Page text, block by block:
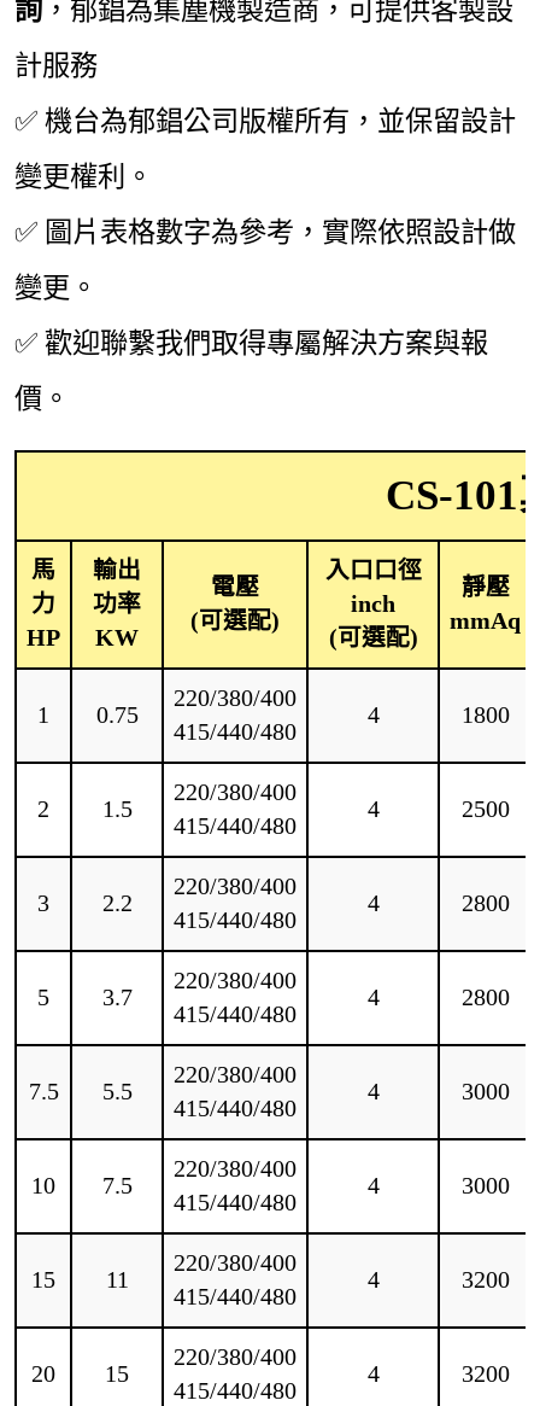
詢 ，郁錩為集塵機製造商，可提供客製設
計服務
✅ 機台為郁錩公司版權所有，並保留設計
變更權利。
✅ 圖片表格數字為參考，實際依照設計做
變更。
✅ 歡迎聯繫我們取得專屬解決方案與報
價。
CS-101
馬
力
HP
輸出
功率
KW
電壓
(可選配)
入口口徑
inch
(可選配)
靜壓
mmAq
1 0.75
220/380/400
415/440/480
4 1800
2 1.5
220/380/400
415/440/480
4 2500
3 2.2
220/380/400
415/440/480
4 2800
5 3.7
220/380/400
415/440/480
4 2800
7.5 5.5
220/380/400
415/440/480
4 3000
10 7.5
220/380/400
415/440/480
4 3000
15 11
220/380/400
415/440/480
4 3200
20 15
220/380/400
415/440/480
4 3200